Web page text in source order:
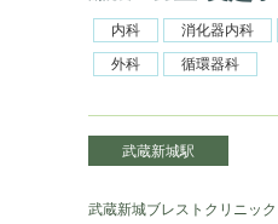
内科 消化器内科
外科
循環器科
武蔵新城駅
武蔵新城ブレストクリニック